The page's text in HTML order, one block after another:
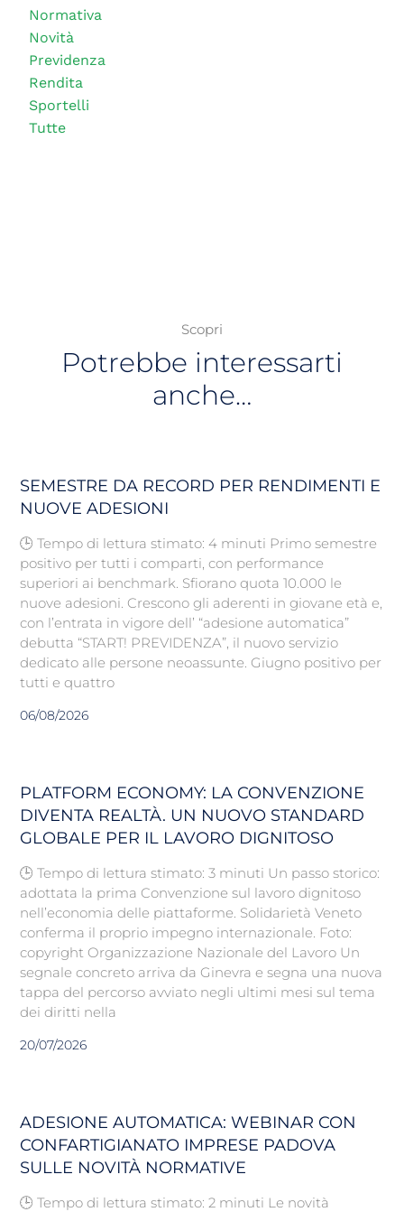
Normativa
Novità
Previdenza
Rendita
Sportelli
Tutte
Scopri
Potrebbe interessarti
anche…
SEMESTRE DA RECORD PER RENDIMENTI E
NUOVE ADESIONI
🕒 Tempo di lettura stimato: 4 minuti Primo semestre
positivo per tutti i comparti, con performance
superiori ai benchmark. Sfiorano quota 10.000 le
nuove adesioni. Crescono gli aderenti in giovane età e,
con l’entrata in vigore dell’ “adesione automatica”
debutta “START! PREVIDENZA”, il nuovo servizio
dedicato alle persone neoassunte. Giugno positivo per
tutti e quattro
06/08/2026
PLATFORM ECONOMY: LA CONVENZIONE
DIVENTA REALTÀ. UN NUOVO STANDARD
GLOBALE PER IL LAVORO DIGNITOSO
🕒 Tempo di lettura stimato: 3 minuti Un passo storico:
adottata la prima Convenzione sul lavoro dignitoso
nell’economia delle piattaforme. Solidarietà Veneto
conferma il proprio impegno internazionale. Foto:
copyright Organizzazione Nazionale del Lavoro Un
segnale concreto arriva da Ginevra e segna una nuova
tappa del percorso avviato negli ultimi mesi sul tema
dei diritti nella
20/07/2026
ADESIONE AUTOMATICA: WEBINAR CON
CONFARTIGIANATO IMPRESE PADOVA
SULLE NOVITÀ NORMATIVE
🕒 Tempo di lettura stimato: 2 minuti Le novità